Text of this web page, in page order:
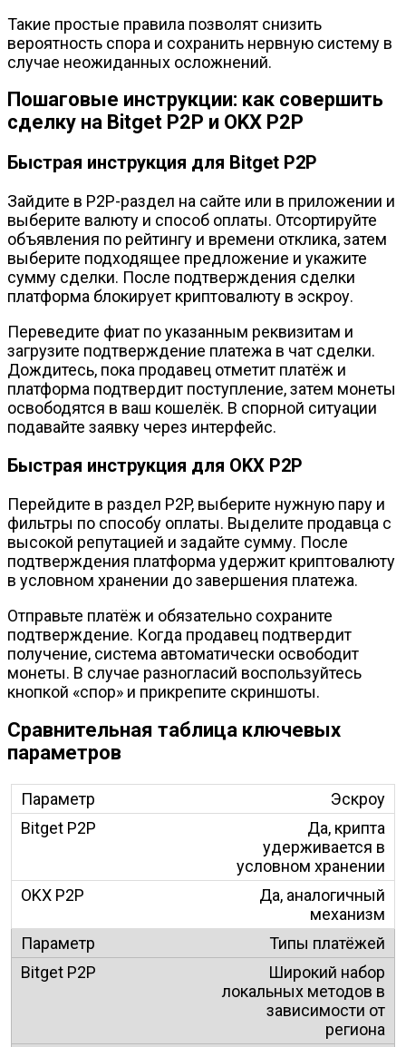
Такие простые правила позволят снизить
вероятность спора и сохранить нервную систему в
случае неожиданных осложнений.
Пошаговые инструкции: как совершить
сделку на Bitget P2P и OKX P2P
Быстрая инструкция для Bitget P2P
Зайдите в P2P-раздел на сайте или в приложении и
выберите валюту и способ оплаты. Отсортируйте
объявления по рейтингу и времени отклика, затем
выберите подходящее предложение и укажите
сумму сделки. После подтверждения сделки
платформа блокирует криптовалюту в эскроу.
Переведите фиат по указанным реквизитам и
загрузите подтверждение платежа в чат сделки.
Дождитесь, пока продавец отметит платёж и
платформа подтвердит поступление, затем монеты
освободятся в ваш кошелёк. В спорной ситуации
подавайте заявку через интерфейс.
Быстрая инструкция для OKX P2P
Перейдите в раздел P2P, выберите нужную пару и
фильтры по способу оплаты. Выделите продавца с
высокой репутацией и задайте сумму. После
подтверждения платформа удержит криптовалюту
в условном хранении до завершения платежа.
Отправьте платёж и обязательно сохраните
подтверждение. Когда продавец подтвердит
получение, система автоматически освободит
монеты. В случае разногласий воспользуйтесь
кнопкой «спор» и прикрепите скриншоты.
Сравнительная таблица ключевых
параметров
Эскроу
Да, крипта
удерживается в
условном хранении
Да, аналогичный
механизм
Типы платёжей
Широкий набор
локальных методов в
зависимости от
региона